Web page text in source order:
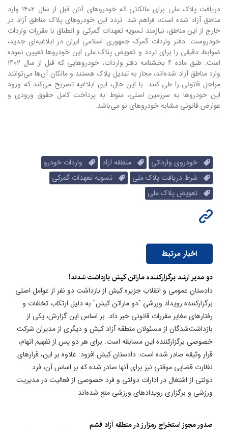
دریافت پلاک ملی برای مالکانی که خودروهای آنان قبل از سال ۱۴۰۲ وارد
مناطق آزاد شده است، فراهم شد. تردد این خودروهای پلاک مناطق آزاد در
خارج از این مناطق، نیازمند تسویه تعهدات گمرکی و انطباق با مقررات واردات
خودروست.دفتر واردات گمرک جمهوری اسلامی ایران در ابلاغیه‌ای جدید،
ضوابط دقیقی را برای تردد و تعویض پلاک ملی این خودروها تعیین نموده
است.
طبق ماده ۴ بخشنامه دفتر واردات، خودروهایی که قبل از سال ۱۴۰۲
وارد مناطق آزاد شده‌اند، مجاز به تبدیل پلاک هستند و مالکان آن‌ها می‌توانند
مراحل قانونی را طی کنند. با این حال، این ابلاغیه تصریح می‌کند که ورود
این خودروها به سرزمین اصلی، منوط به پرداخت کامل حقوق ورودی و
عوارض قانونی مشابه خودروهای نو می‌باشد.
خودروی وارداتی منطقه آزاد
واردات خودرو
شرط دریافت پلاک ملی
تسویه تعهدات گمرکی
تعویض پلاک ملی
اخبار مرتبط
دو مدیر ارشد برگزارکننده ماراتن کیش بازداشت شدند!
دادستان عمومی و انقلاب جزیره کیش از بازداشت دو نفر از عوامل اصلی
برگزارکننده رویداد ورزشی "دو ماراتن کیش" به دلیل ارتکاب تخلفات و
رفتارهای مغایر مقررات قانونی خبر داد. بر اساس این گزارش، یکی از
بازداشت‌شدگان از مسئولان منطقه آزاد کیش و دیگری از مدیران شرکت
خصوصی برگزارکننده این مسابقه است. برای هر دو پس از تفهیم اتهام،
قرار وثیقه صادر شده است. دادستان کیش افزود: علاوه بر این، قرارهای
نظارت قضایی موقتی نیز برای آنها صادر شده که بر اساس آن، فرد
دولتی از اشتغال در ادارات دولتی و فرد خصوصی از فعالیت در مدیریت
ورزشی و برگزاری رویدادهای ورزشی منع شده‌اند
صدور مجوز استخراج رمزارز در منطقه آزاد قشم